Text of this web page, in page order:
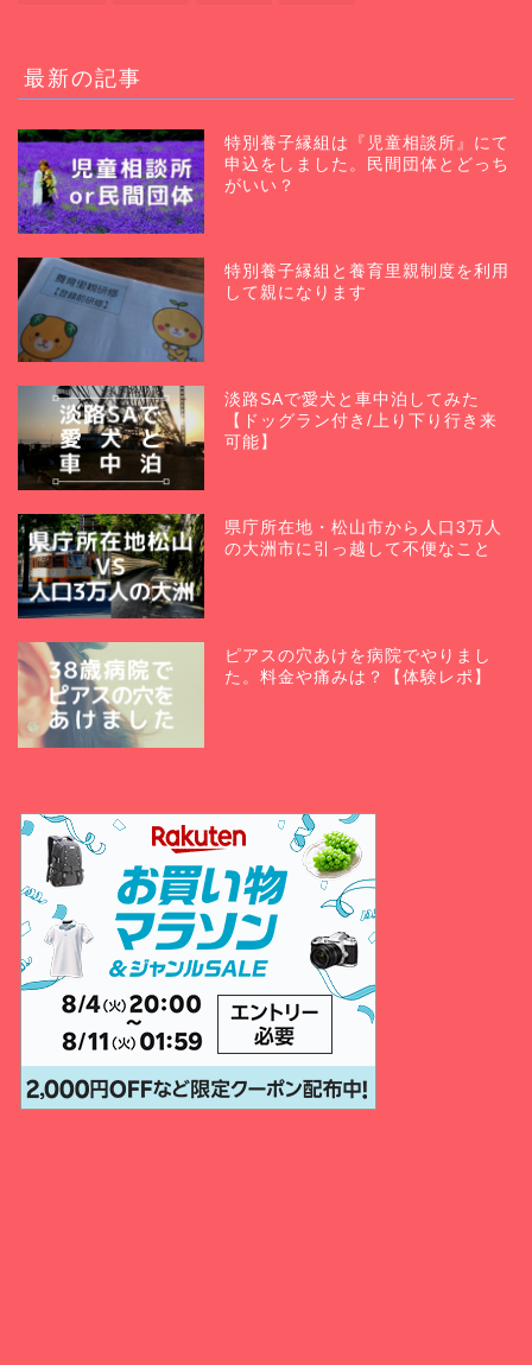
最新の記事
特別養子縁組は『児童相談所』にて
申込をしました。民間団体とどっち
がいい？
特別養子縁組と養育里親制度を利用
して親になります
淡路SAで愛犬と車中泊してみた
【ドッグラン付き/上り下り行き来
可能】
県庁所在地・松山市から人口3万人
の大洲市に引っ越して不便なこと
ピアスの穴あけを病院でやりまし
た。料金や痛みは？【体験レポ】